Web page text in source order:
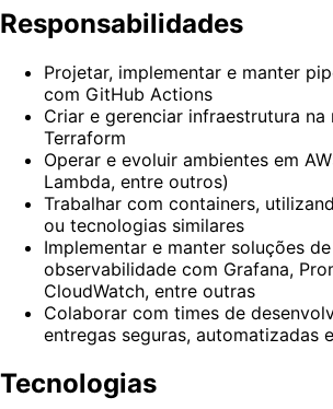
Responsabilidades
Projetar, implementar e manter
com GitHub Actions
Criar e gerenciar infraestrutura na
Terraform
Operar e evoluir ambientes em
Lambda, entre outros)
Trabalhar com containers,
ou tecnologias similares
Implementar e manter soluções
observabilidade com Grafana,
CloudWatch, entre outras
Colaborar com times de
entregas seguras, automatizadas
Tecnologias